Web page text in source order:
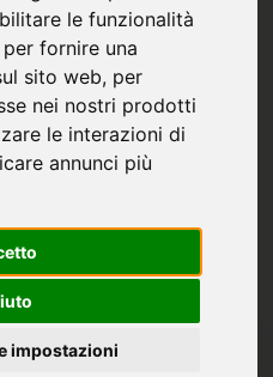
le funzionalità
per fornire una
sito web, per
nei nostri prodotti
le interazioni di
annunci più
impostazioni